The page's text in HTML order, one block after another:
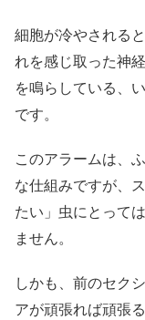
細胞が冷やされる
れを感じ取った神
を鳴らしている、
です。
このアラームは、
な仕組みですが、
たい」虫にとって
ません。
しかも、前のセク
アが頑張れば頑張